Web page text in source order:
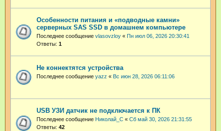
Особенности питания и «подводные камни»
серверных SAS SSD в домашнем компьютере
Последнее сообщение vlasovzloy « Пн июл 06, 2026 20:30:41
Ответы: 1
Не коннектятся устройства
Последнее сообщение yazz « Вс июн 28, 2026 06:11:06
USB УЗИ датчик не подключается к ПК
Последнее сообщение Николай_С « Сб май 30, 2026 21:31:55
Ответы: 42